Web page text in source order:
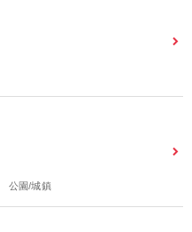
公園/城鎮